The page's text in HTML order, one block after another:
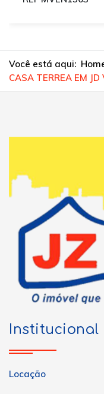
Você está aqui:
CASA TERREA EM JD
Institucional
Locação